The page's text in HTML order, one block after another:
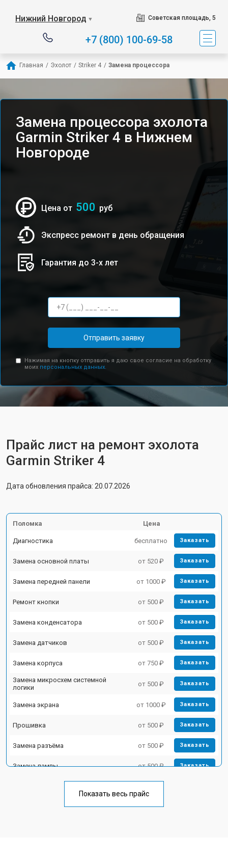
Нижний Новгород ▼ Советская площадь, 5
+7 (800) 100-69-58
Главная / Эхолот / Striker 4 / Замена процессора
Замена процессора эхолота
Garmin Striker 4 в Нижнем
Новгороде
Цена от 500 руб
Экспресс ремонт в день обращения
Гарантия до 3-х лет
Отправить заявку
Нажимая на кнопку отправить я даю свое согласие на обработку
моих персональных данных.
Прайс лист на ремонт эхолота
Garmin Striker 4
Дата обновления прайса: 20.07.2026
Поломка Цена
Диагностика бесплатно Заказать
Замена основной платы от 520 ₽ Заказать
Замена передней панели от 1000 ₽ Заказать
Ремонт кнопки от 500 ₽ Заказать
Замена конденсатора от 500 ₽ Заказать
Замена датчиков от 500 ₽ Заказать
Замена корпуса от 750 ₽ Заказать
Замена микросхем системной
логики
от 500 ₽ Заказать
Замена экрана от 1000 ₽ Заказать
Прошивка от 500 ₽ Заказать
Замена разъёма от 500 ₽ Заказать
Замена лампы от 500 ₽ Заказать
Показать весь прайс